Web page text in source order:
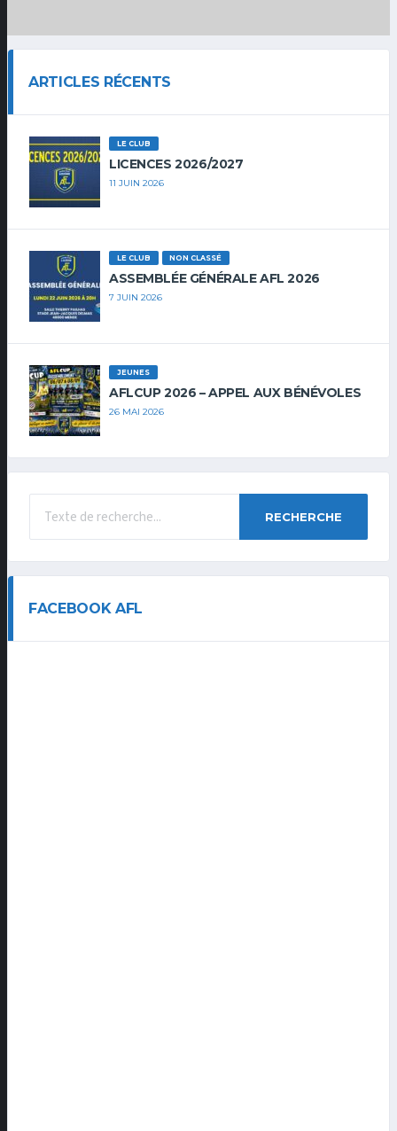
ARTICLES RÉCENTS
LE CLUB
LICENCES 2026/2027
11 JUIN 2026
LE CLUB NON CLASSÉ
ASSEMBLÉE GÉNÉRALE AFL 2026
7 JUIN 2026
JEUNES
AFLCUP 2026 – APPEL AUX BÉNÉVOLES
26 MAI 2026
RECHERCHE
FACEBOOK AFL